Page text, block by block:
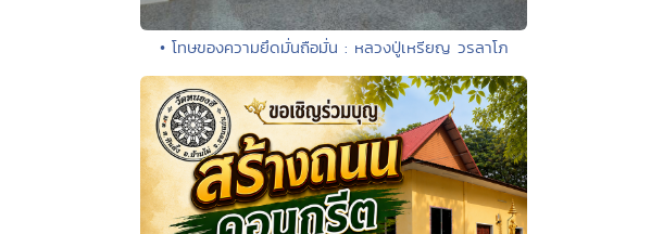
• โทษของความยึดมั่นถือมั่น : หลวงปู่เหรียญ วรลาโภ